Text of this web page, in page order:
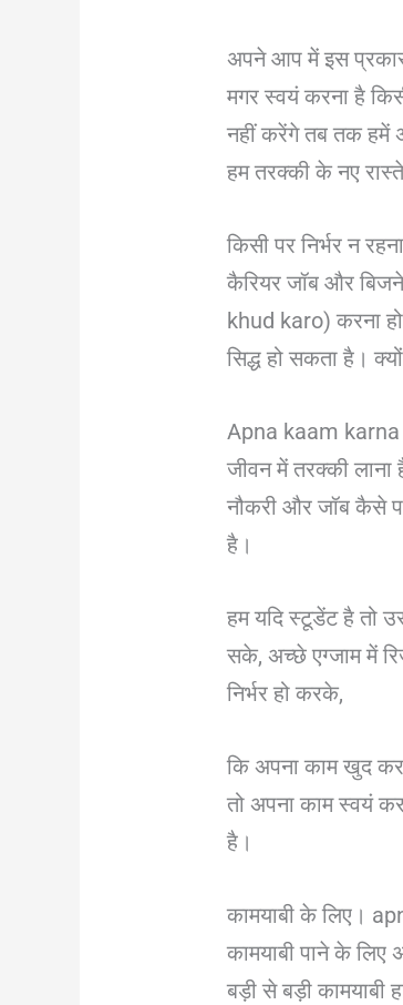
अपने आप में इस
मगर स्वयं करना है
नहीं करेंगे तब तक हमें
हम तरक्की के नए
किसी पर निर्भर न
कैरियर जॉब और
khud karo) करना
सिद्ध हो सकता है।
Apna kaam karna
जीवन में तरक्की लाना
नौकरी और जॉब कैसे
है।
हम यदि स्टूडेंट है तो
सके, अच्छे एग्जाम में
निर्भर हो करके,
कि अपना काम खुद
तो अपना काम स्वयं
है।
कामयाबी के लिए।
कामयाबी पाने के लिए
बड़ी से बड़ी